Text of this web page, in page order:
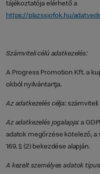
tájékoztatója elérhető a
https://plazssiofok.hu/
Számviteli célú adatkezelés:
A Progress Promotion Kft. a
okból nyilvántartja.
Az adatkezelés célja:számviteli
Az adatkezelés jogalapja: a
adatok megőrzése kötelező, a
169. § (2) bekezdése alapján.
A kezelt személyes adatok